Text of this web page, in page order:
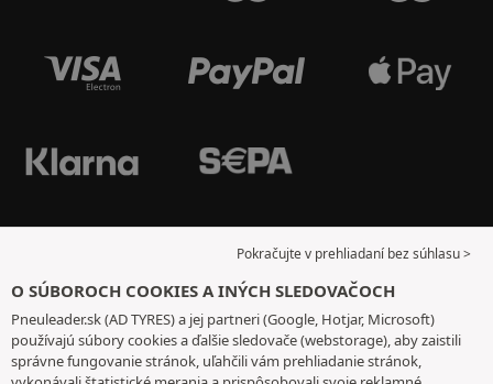
Pokračujte v prehliadaní bez súhlasu >
O SÚBOROCH COOKIES A INÝCH SLEDOVAČOCH
Pneuleader.sk (AD TYRES) a jej partneri (Google, Hotjar, Microsoft)
používajú súbory cookies a ďalšie sledovače (webstorage), aby zaistili
správne fungovanie stránok, uľahčili vám prehliadanie stránok,